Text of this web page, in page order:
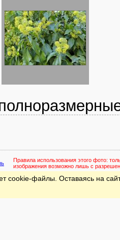
Правила использования этого фото:
изображения возможно лишь с
cookie-файлы. Оставаясь на